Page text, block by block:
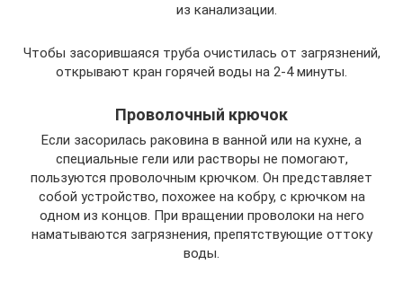
из канализации.
Чтобы засорившаяся труба очистилась от загрязнений,
открывают кран горячей воды на 2-4 минуты.
Проволочный крючок
Если засорилась раковина в ванной или на кухне, а
специальные гели или растворы не помогают,
пользуются проволочным крючком. Он представляет
собой устройство, похожее на кобру, с крючком на
одном из концов. При вращении проволоки на него
наматываются загрязнения, препятствующие оттоку
воды.